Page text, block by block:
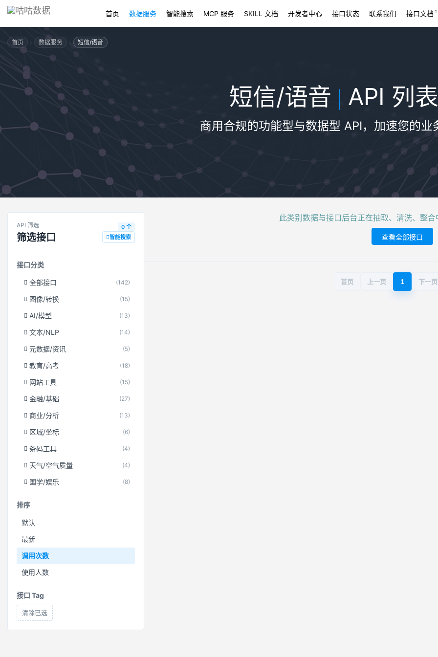
首页 数据服务 智能搜索 MCP 服务 SKILL 文档 开发者中心 接口状态 联系我们 接口文档
首页 › 数据服务 › 短信/语音
短信/语音 | API 列表
商用合规的功能型与数据型 API，加速您的业
API 筛选
筛选接口
0 个
智能搜索
接口分类
全部接口 (142)
图像/转换 (15)
AI/模型 (13)
文本/NLP (14)
元数据/资讯 (5)
教育/高考 (18)
网站工具 (15)
金融/基础 (27)
商业/分析 (13)
区域/坐标 (6)
条码工具 (4)
天气/空气质量 (4)
国学/娱乐 (8)
排序
默认
最新
调用次数
使用人数
接口 Tag
清除已选
此类别数据与接口后台正在抽取、清洗、整
查看全部接口
首页 上一页 1 下一页